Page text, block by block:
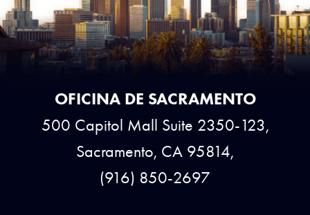
OFICINA DE SACRAMENTO
500 Capitol Mall Suite 2350-123,
Sacramento, CA 95814,
(916) 850-2697